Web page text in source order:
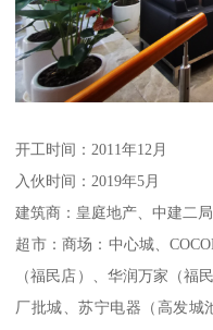
开工时间：2011年12月
入伙时间：2019年5月
建筑商：皇庭地产、中建二局
超市：商场：中心城、
（福民店）、华润万家（福
厂批城、苏宁电器（高发城